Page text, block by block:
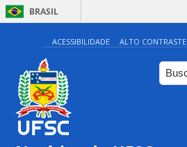
BRASIL
ACESSIBILIDADE ALTO CONTRASTE